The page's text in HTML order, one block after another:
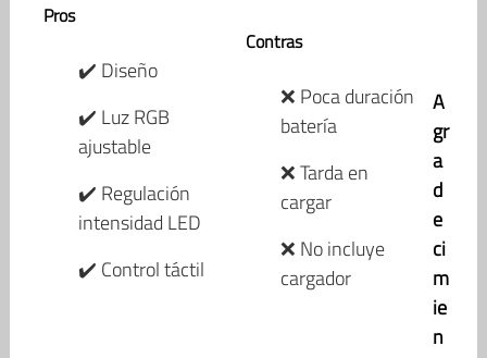
Pros
✔️ Diseño
✔️ Luz RGB
ajustable
✔️ Regulación
intensidad LED
✔️ Control táctil
Contras
❌ Poca duración
batería
❌ Tarda en
cargar
❌ No incluye
cargador
A
gr
a
d
e
ci
m
ie
n